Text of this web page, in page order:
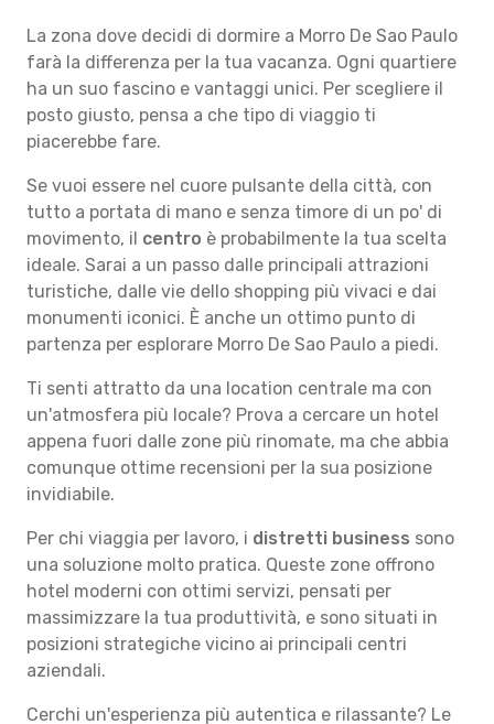
La zona dove decidi di dormire a Morro De Sao Paulo
farà la differenza per la tua vacanza. Ogni quartiere
ha un suo fascino e vantaggi unici. Per scegliere il
posto giusto, pensa a che tipo di viaggio ti
piacerebbe fare.
Se vuoi essere nel cuore pulsante della città, con
tutto a portata di mano e senza timore di un po' di
movimento, il centro è probabilmente la tua scelta
ideale. Sarai a un passo dalle principali attrazioni
turistiche, dalle vie dello shopping più vivaci e dai
monumenti iconici. È anche un ottimo punto di
partenza per esplorare Morro De Sao Paulo a piedi.
Ti senti attratto da una location centrale ma con
un'atmosfera più locale? Prova a cercare un hotel
appena fuori dalle zone più rinomate, ma che abbia
comunque ottime recensioni per la sua posizione
invidiabile.
Per chi viaggia per lavoro, i distretti business sono
una soluzione molto pratica. Queste zone offrono
hotel moderni con ottimi servizi, pensati per
massimizzare la tua produttività, e sono situati in
posizioni strategiche vicino ai principali centri
aziendali.
Cerchi un'esperienza più autentica e rilassante? Le